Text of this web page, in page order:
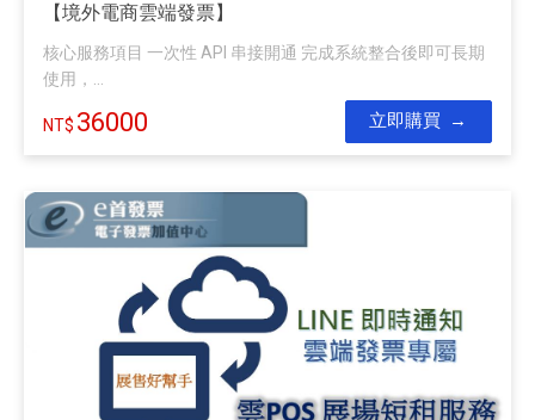
【境外電商雲端發票】
核心服務項目 一次性 API 串接開通 完成系統整合後即可長期
使用，...
36000 立即購買